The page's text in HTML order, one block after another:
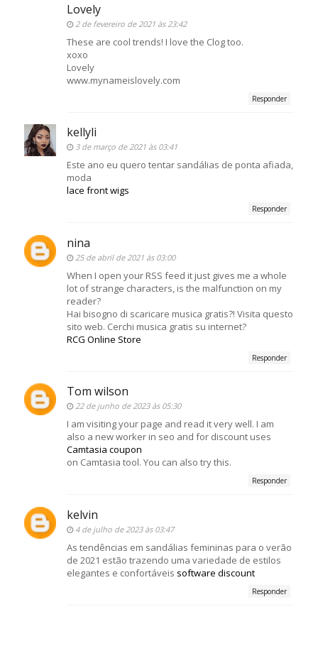
Lovely
2 de fevereiro de 2021 às 23:42
These are cool trends! I love the Clog too.
xoxo
Lovely
www.mynameislovely.com
Responder
kellyli
3 de março de 2021 às 03:41
Este ano eu quero tentar sandálias de ponta afiada,
moda
lace front wigs
Responder
nina
25 de abril de 2021 às 03:00
When I open your RSS feed it just gives me a whole
lot of strange characters, is the malfunction on my
reader?
Hai bisogno di scaricare musica gratis?! Visita questo
sito web. Cerchi musica gratis su internet?
RCG Online Store
Responder
Tom wilson
22 de junho de 2023 às 05:30
I am visiting your page and read it very well. I am
also a new worker in seo and for discount uses
Camtasia coupon
on Camtasia tool. You can also try this.
Responder
kelvin
4 de julho de 2023 às 03:47
As tendências em sandálias femininas para o verão
de 2021 estão trazendo uma variedade de estilos
elegantes e confortáveis software discount
Responder